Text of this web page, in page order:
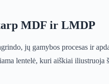
MDF ir LMDP
jų gamybos procesas ir
lentelė, kuri aiškiai iliustruoja